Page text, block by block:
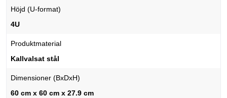
Höjd (U-format)
4U
Produktmaterial
Kallvalsat stål
Dimensioner (BxDxH)
60 cm x 60 cm x 27.9 cm